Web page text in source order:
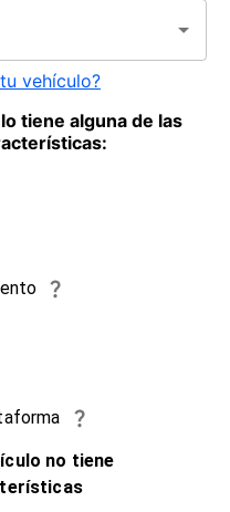
tu vehículo?
tiene alguna de las
no tiene